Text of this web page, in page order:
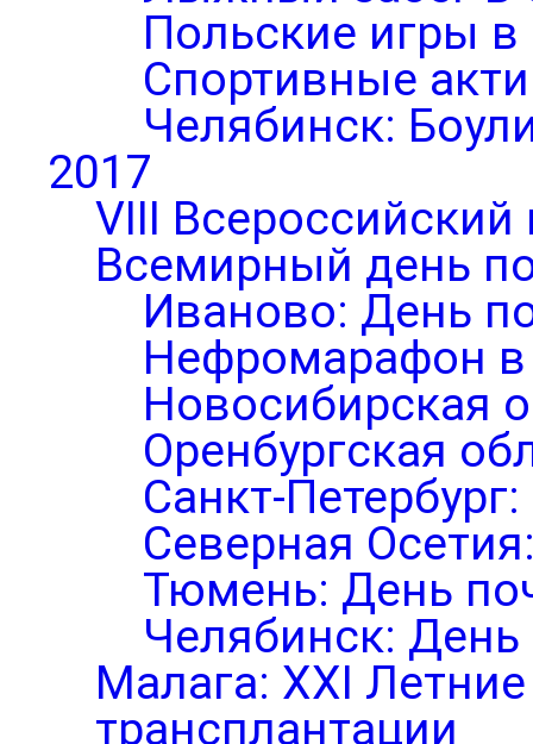
Польские игры в
Спортивные
Челябинск:
2017
VIII Всероссийский
Всемирный день
Иваново: День
Нефромарафон
Новосибирская
Оренбургская
Санкт-
Северная
Тюмень: День
Челябинск: День
Малага: XXI
трансплантации